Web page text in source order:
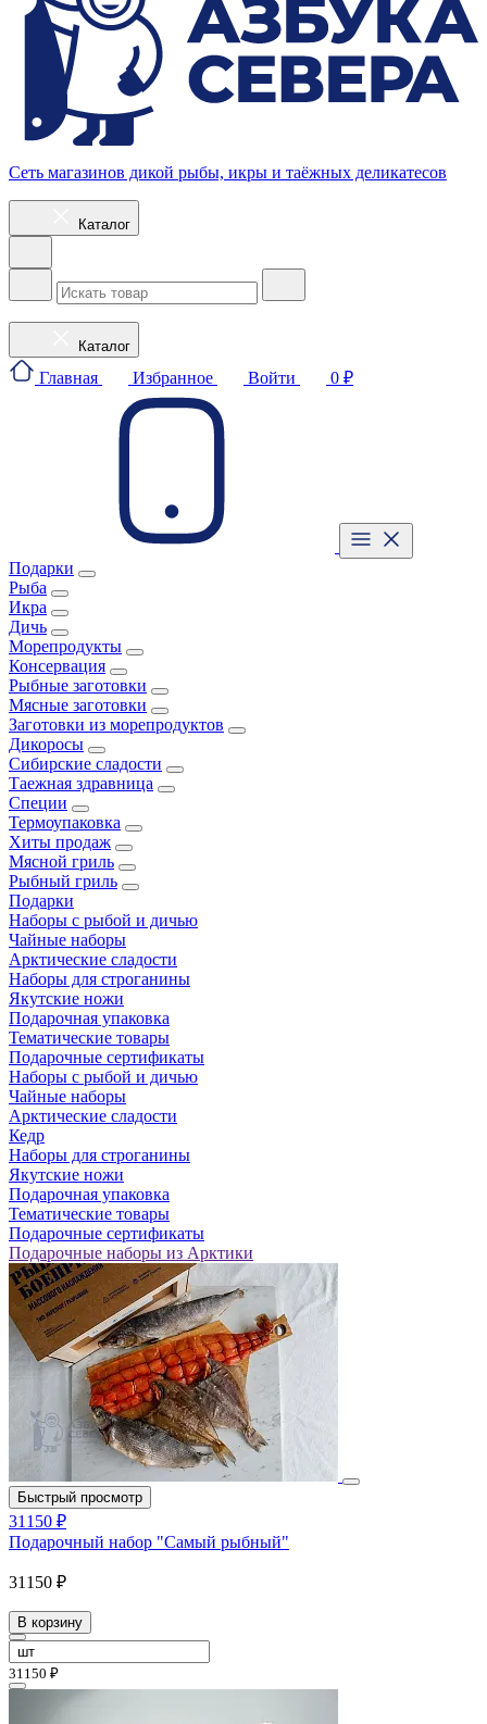
Сеть магазинов дикой рыбы, икры и таёжных деликатесов
Каталог
Каталог
Главная Избранное Войти 0 ₽
Подарки
Рыба
Икра
Дичь
Морепродукты
Консервация
Рыбные заготовки
Мясные заготовки
Заготовки из морепродуктов
Дикоросы
Сибирские сладости
Таежная здравница
Специи
Термоупаковка
Хиты продаж
Мясной гриль
Рыбный гриль
Подарки
Наборы с рыбой и дичью
Чайные наборы
Арктические сладости
Наборы для строганины
Якутские ножи
Подарочная упаковка
Тематические товары
Подарочные сертификаты
Наборы с рыбой и дичью
Чайные наборы
Арктические сладости
Кедр
Наборы для строганины
Якутские ножи
Подарочная упаковка
Тематические товары
Подарочные сертификаты
Подарочные наборы из Арктики
Быстрый просмотр
31150 ₽
Подарочный набор "Самый рыбный"
31150 ₽
В корзину
31150 ₽